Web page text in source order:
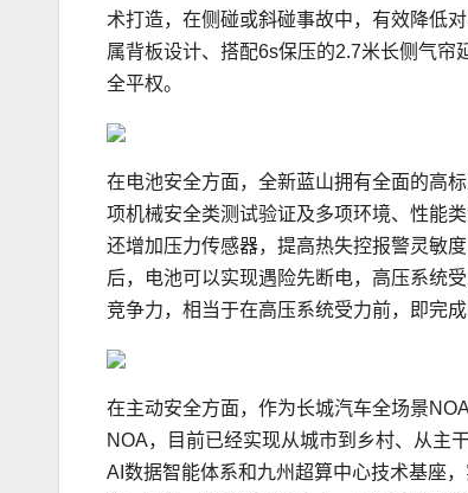
术打造，在侧碰或斜碰事故中，有效降低
属背板设计、搭配6s保压的2.7米长侧气
全平权。
在电池安全方面，全新蓝山拥有全面的高
项机械安全类测试验证及多项环境、性能
还增加压力传感器，提高热失控报警灵敏
后，电池可以实现遇险先断电，高压系统
竞争力，相当于在高压系统受力前，即完
在主动安全方面，作为长城汽车全场景
NOA，目前已经实现从城市到乡村、从
AI数据智能体系和九州超算中心技术基座